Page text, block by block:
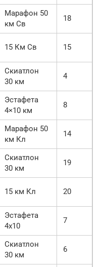
Марафон 50
км Св
18
15 Км Св 15
Скиатлон
30 км
4
Эстафета
4×10 км
8
Марафон 50
км Кл
14
Скиатлон
30 км
19
15 км Кл 20
Эстафета
4х10
7
Скиатлон
30 км
6